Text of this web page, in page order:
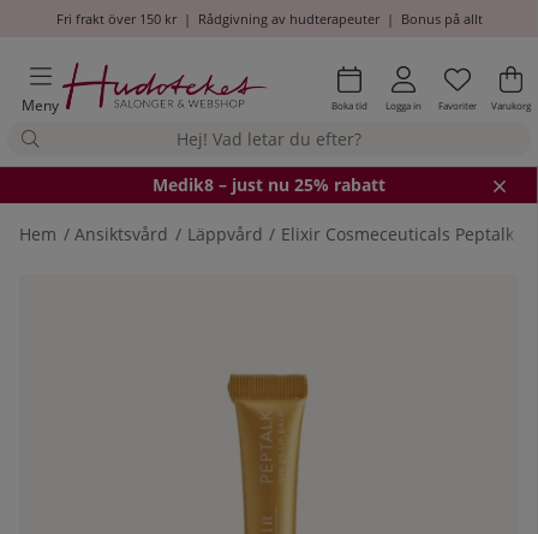
Fri frakt över 150 kr| Rådgivning av hudterapeuter| Bonus på allt
Meny Boka tid Logga in Antal i
.
Favoriter .
Varukorg
Medik8 – just nu 25% rabatt
Hem Ansiktsvård Läppvård Elixir Cosmeceuticals Peptalk